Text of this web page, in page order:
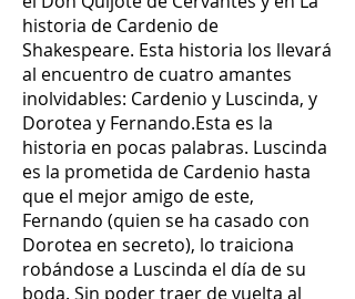
historia de Cardenio de
Shakespeare. Esta historia los llevará
al encuentro de cuatro amantes
inolvidables: Cardenio y Luscinda, y
Dorotea y Fernando.Esta es la
historia en pocas palabras. Luscinda
es la prometida de Cardenio hasta
que el mejor amigo de este,
Fernando (quien se ha casado con
Dorotea en secreto), lo traiciona
robándose a Luscinda el día de su
boda. Sin poder traer de vuelta al